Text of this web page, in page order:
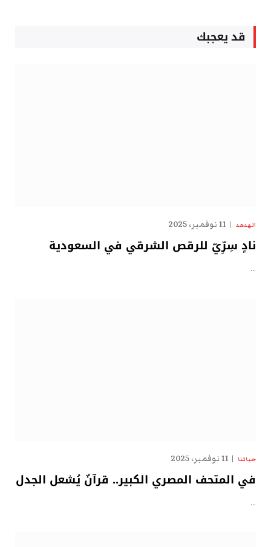
قد يعجبك
الهدهد 11 نوفمبر، 2025
نادٍ سِرِّيّ للرقص الشرقي في السعودية
…
حياتنا 11 نوفمبر، 2025
في المتحف المصري الكبير.. قرآنٌ يُشعل الجدل
…